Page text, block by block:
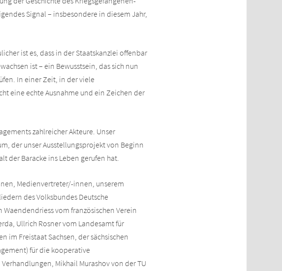
Signal – insbesondere in diesem Jahr,
ist es, dass in der Staatskanzlei offenbar
ist – ein Bewusstsein, das sich nun
In einer Zeit, in der viele
eine echte Ausnahme und ein Zeichen der
zahlreicher Akteure. Unser
der unser Ausstellungsprojekt von Beginn
der Baracke ins Leben gerufen hat.
Medienvertreter/-innen, unserem
des Volksbundes Deutsche
vom französischen Verein
Ullrich Rosner vom Landesamt für
im Freistaat Sachsen, der sächsischen
für die kooperative
Mikhail Murashov von der TU